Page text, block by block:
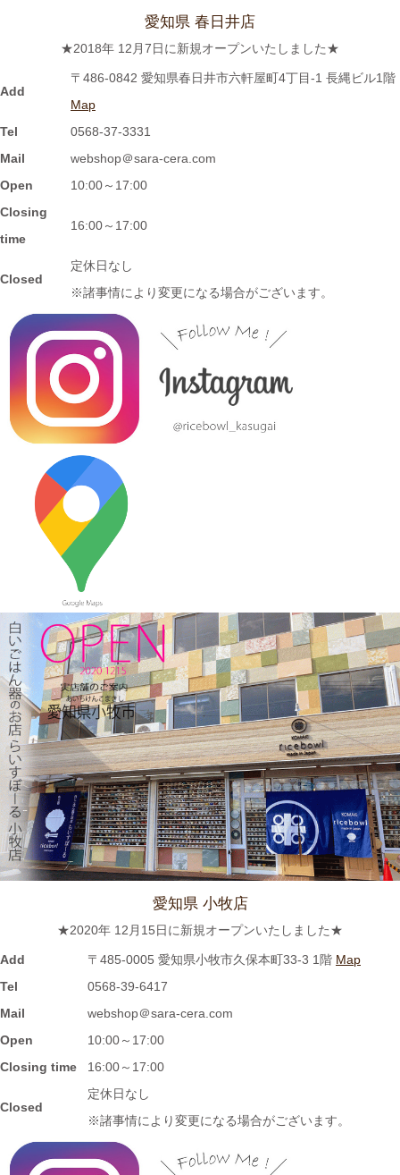
ツを入れたり、薬味皿としてもGOOD★
2024/2/2
≪おすすめ≫ 信楽焼のモザイクプレート数量限定販売！
2024/1/15
か？
2024/1/12
≪おすすめ≫ お正月の暴飲暴食。。。ワンプレートで彩りよく
バランスの良い食事を♪
2024/1/3
≪おすすめ≫ 七草粥の準備は出来ましたか？お粥に麺類と色々
使える小どんぶりはいかかでしょうか？
2023/12/22
≪おすすめ≫ 少し大きめで使いやすい！カラフルオーバルボー
2023/12/15
≪新着商品≫ 波佐見焼のアップル柄とラフランス柄の小さめテ
ィーポット新入荷しました♪数量限定販売中！！
2023/12/1
≪おすすめ≫ 寒～い朝には、具沢山のあったか～いスープを信
楽焼スープカップでいかがでしょうか？
2023/11/16
≪新着商品≫ 波佐見焼のラフランスとりんごのマグカップ新入
荷しました♪先行販売中！！
2023/11/1
≪再入荷≫窯出し入荷しました♪松助窯 お野菜たっぷり担麺 タン
2023/10/25
≪新着商品≫ 波佐見焼の可愛いフルーツ柄平鉢新入荷しました♪
先行販売中！！
2023/10/23
愛知県 春日井店
★2018年 12月7日に新規オープンいたしました★
Add
〒486-0842 愛知県春日井市六軒屋町4丁目-1 長縄ビル1階
Map
Tel
0568-37-3331
Mail
webshop＠sara-cera.com
Open
10:00～17:00
Closing
time
16:00～17:00
Closed
定休日なし
※諸事情により変更になる場合がございます。
愛知県 小牧店
★2020年 12月15日に新規オープンいたしました★
Add 〒485-0005 愛知県小牧市久保本町33-3 1階 Map
Tel
0568-39-6417
Mail
webshop＠sara-cera.com
Open
10:00～17:00
Closing time
16:00～17:00
Closed
定休日なし
※諸事情により変更になる場合がございます。